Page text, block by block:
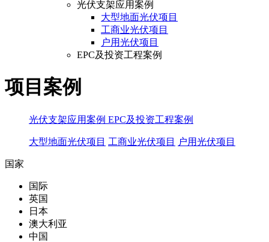
光伏支架应用案例
大型地面光伏项目
工商业光伏项目
户用光伏项目
EPC及投资工程案例
项目案例
光伏支架应用案例 EPC及投资工程案例
大型地面光伏项目 工商业光伏项目 户用光伏项目
国家
国际
英国
日本
澳大利亚
中国